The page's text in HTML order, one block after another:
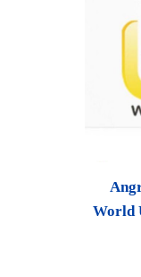
World